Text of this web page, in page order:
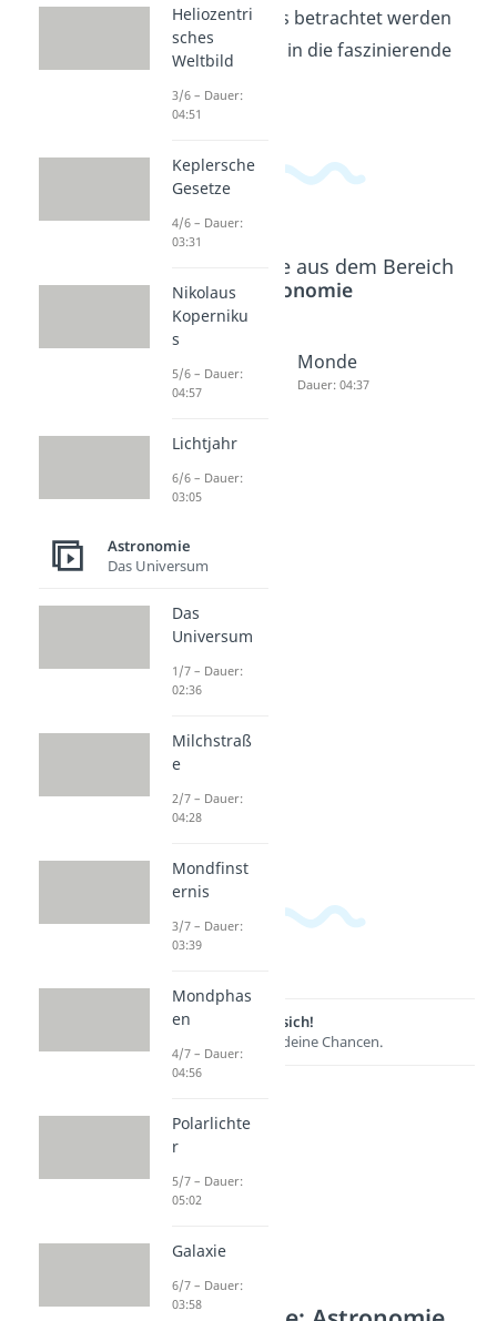
sie von der Erde aus betrachtet werden
können. Tauche ein in die faszinierende
Beliebte Inhalte aus dem Bereich
Astronomie
Dauer: 04:31
Monde
Dauer: 04:37
Lernen lohnt sich!
Entdecke hier deine Chancen.
Heliozentri
sches
Weltbild
3/6 – Dauer:
04:51
Keplersche
Gesetze
4/6 – Dauer:
03:31
Nikolaus
Koperniku
s
5/6 – Dauer:
04:57
Lichtjahr
6/6 – Dauer:
03:05
Astronomie
Das Universum
Das
Universum
1/7 – Dauer:
02:36
Milchstraß
e
2/7 – Dauer:
04:28
Mondfinst
ernis
3/7 – Dauer:
03:39
Mondphas
en
4/7 – Dauer:
04:56
Polarlichte
r
5/7 – Dauer:
05:02
Galaxie
6/7 – Dauer:
03:58